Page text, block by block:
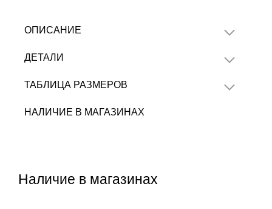
ОПИСАНИЕ
ДЕТАЛИ
ТАБЛИЦА РАЗМЕРОВ
НАЛИЧИЕ В МАГАЗИНАХ
Наличие в магазинах